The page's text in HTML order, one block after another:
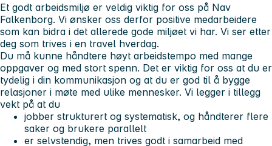
Et godt arbeidsmiljø er veldig viktig for oss på Nav
Falkenborg. Vi ønsker oss derfor positive medarbeidere
som kan bidra i det allerede gode miljøet vi har. Vi ser etter
deg som trives i en travel hverdag.
Du må kunne håndtere høyt arbeidstempo med mange
oppgaver og med stort spenn. Det er viktig for oss at du er
tydelig i din kommunikasjon og at du er god til å bygge
relasjoner i møte med ulike mennesker. Vi legger i tillegg
vekt på at du
jobber strukturert og systematisk, og håndterer flere
saker og brukere parallelt
er selvstendig, men trives godt i samarbeid med